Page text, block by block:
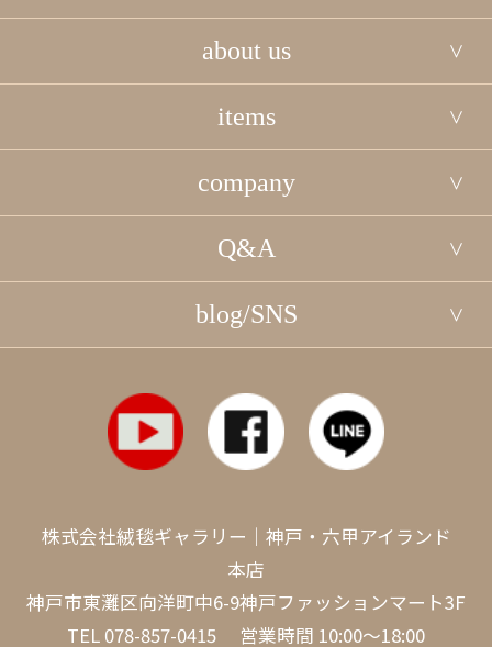
about us
items
company
Q&A
blog/SNS
株式会社絨毯ギャラリー｜神戸・六甲アイランド
本店
神戸市東灘区向洋町中6-9神戸ファッションマート3F
TEL 078-857-0415 営業時間 10:00～18:00